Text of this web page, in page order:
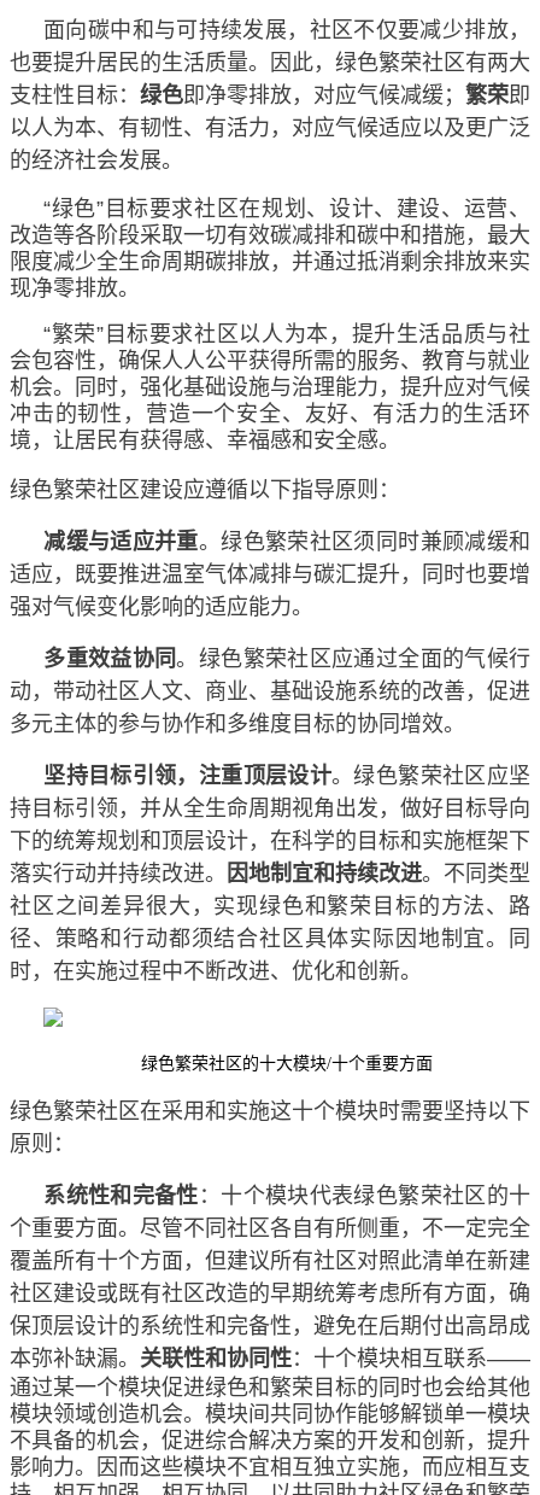
面向碳中和与可持续发展，社区不仅要减少排放，
也要提升居民的生活质量。因此，绿色繁荣社区有两大
支柱性目标： 绿色即净零排放，对应气候减缓； 繁荣即
以人为本、有韧性、有活力，对应气候适应以及更广泛
的经济社会发展。
“绿色”目标要求社区在规划、设计、建设、运营、
改造等各阶段采取一切有效碳减排和碳中和措施，最大
限度减少全生命周期碳排放，并通过抵消剩余排放来实
现净零排放。
“繁荣”目标要求社区以人为本，提升生活品质与社
会包容性，确保人人公平获得所需的服务、教育与就业
机会。同时，强化基础设施与治理能力，提升应对气候
冲击的韧性，营造一个安全、友好、有活力的生活环
境，让居民有获得感、幸福感和安全感。
绿色繁荣社区建设应遵循以下指导原则：
减缓与适应并重。绿色繁荣社区须同时兼顾减缓和
适应，既要推进温室气体减排与碳汇提升，同时也要增
强对气候变化影响的适应能力。
多重效益协同。绿色繁荣社区应通过全面的气候行
动，带动社区人文、商业、基础设施系统的改善，促进
多元主体的参与协作和多维度目标的协同增效。
坚持目标引领，注重顶层设计。绿色繁荣社区应坚
持目标引领，并从全生命周期视角出发，做好目标导向
下的统筹规划和顶层设计，在科学的目标和实施框架下
落实行动并持续改进。
因地制宜和持续改进。不同类型
社区之间差异很大，实现绿色和繁荣目标的方法、路
径、策略和行动都须结合社区具体实际因地制宜。同
时，在实施过程中不断改进、优化和创新。
绿色繁荣社区的十大模块/十个重要方面
绿色繁荣社区在采用和实施这十个模块时需要坚持以下
原则：
系统性和完备性 ：十个模块代表绿色繁荣社区的十
个重要方面。尽管不同社区各自有所侧重，不一定完全
覆盖所有十个方面，但建议所有社区对照此清单在新建
社区建设或既有社区改造的早期统筹考虑所有方面，确
保顶层设计的系统性和完备性，避免在后期付出高昂成
本弥补缺漏。 关联性和协同性：十个模块相互联系——
通过某一个模块促进绿色和繁荣目标的同时也会给其他
模块领域创造机会。模块间共同协作能够解锁单一模块
不具备的机会，促进综合解决方案的开发和创新，提升
影响力。因而这些模块不宜相互独立实施，而应相互支